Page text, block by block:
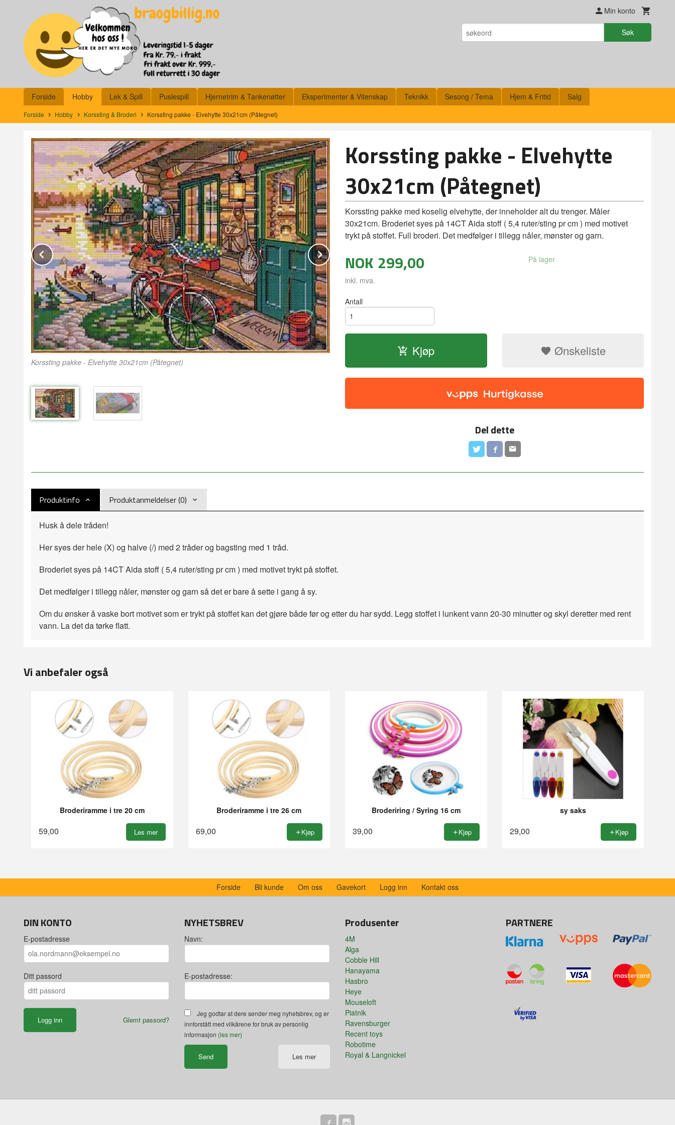
innholdet
Min konto
Søk
Produkter
Forside Hobby Lek & Spill Puslespill Hjernetrim & Tankenøtter Eksperimenter & Vitenskap Teknikk Sesong / Tema Hjem & Fritid Salg
Forside Hobby Korssting & Broderi Korssting pakke - Elvehytte 30x21cm (Påtegnet)
Korssting pakke - Elvehytte 30x21cm (Påtegnet)
Påtegnet korssting - NB: fargen på lerret forsvinner i vann
Prev Next
Korssting pakke - Elvehytte
30x21cm (Påtegnet)
Korssting pakke med koselig elvehytte, der inneholder alt du trenger. Måler
30x21cm. Broderiet syes på 14CT Aida stoff ( 5,4 ruter/sting pr cm ) med motivet
trykt på stoffet. Full broderi. Det medfølger i tillegg nåler, mønster og garn.
NOK 299,00
inkl. mva.
På lager
Antall
Kjøp Ønskeliste
Del dette
Produktinfo Produktanmeldelser (0)
Husk å dele tråden!
Her syes der hele (X) og halve (/) med 2 tråder og bagsting med 1 tråd.
Broderiet syes på 14CT Aida stoff ( 5,4 ruter/sting pr cm ) med motivet trykt på stoffet.
Det medfølger i tillegg nåler, mønster og garn så det er bare å sette i gang å sy.
Om du ønsker å vaske bort motivet som er trykt på stoffet kan det gjøre både før og etter du har sydd. Legg stoffet i lunkent vann 20-30 minutter og skyl deretter med rent
vann. La det da tørke flatt.
Vi anbefaler også
Broderiramme i tre 20 cm
59,00 Les mer
Broderiramme i tre 26 cm
69,00 Kjøp
Broderiring / Syring 16 cm
39,00 Kjøp
sy saks
29,00 Kjøp
Forside Bli kunde Om oss Gavekort Logg inn Kontakt oss
DIN KONTO
E-postadresse
Ditt passord
Glemt passord?
NYHETSBREV
Navn:
E-postadresse:
Jeg godtar at dere sender meg nyhetsbrev, og er
innforstått med vilkårene for bruk av personlig
informasjon (les mer)
Les mer
Produsenter
4M
Alga
Cobble Hill
Hanayama
Hasbro
Heye
Mouseloft
Piatnik
Ravensburger
Recent toys
Robotime
Royal & Langnickel
PARTNERE